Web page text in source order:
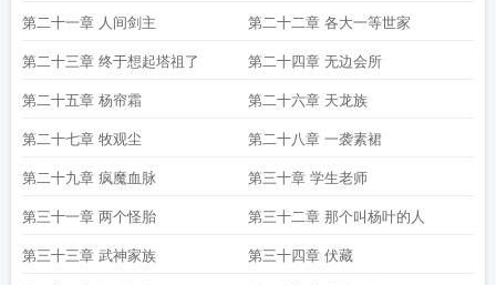
第二十一章 人间剑主 第二十二章 各大一等世家
第二十三章 终于想起塔祖了 第二十四章 无边会所
第二十五章 杨帘霜 第二十六章 天龙族
第二十七章 牧观尘 第二十八章 一袭素裙
第二十九章 疯魔血脉 第三十章 学生老师
第三十一章 两个怪胎 第三十二章 那个叫杨叶的人
第三十三章 武神家族 第三十四章 伏藏